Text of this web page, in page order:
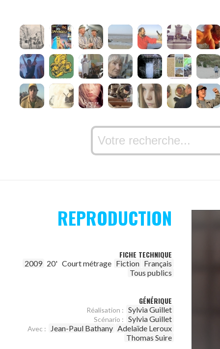
REPRODUCTION
FICHE TECHNIQUE
2009 20' Court métrage Fiction Français
Tous publics
GÉNÉRIQUE
Réalisation : Sylvia Guillet
Scénario : Sylvia Guillet
Avec : Jean-Paul Bathany Adelaïde Leroux
Thomas Suire